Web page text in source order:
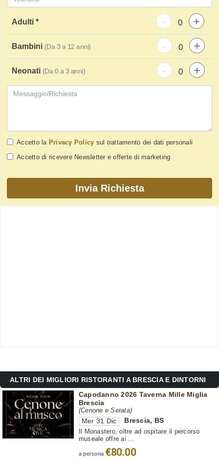
Adulti * - +
Bambini (Da 3 a 12 anni) - +
Neonati (Da 0 a 3 anni) - +
Accetto la Privacy Policy sul trattamento dei dati personali
Accetto di ricevere Newsletter e offerte di marketing
ALTRI DEI MIGLIORI RISTORANTI A BRESCIA E DINTORNI
Capodanno 2026 Taverna Mille Miglia
Brescia
(Cenone e Serata)
Mer 31 Dic Brescia, BS
Il Monastero, oltre ad ospitare il percorso
museale offre ai ...
a persona €80.00